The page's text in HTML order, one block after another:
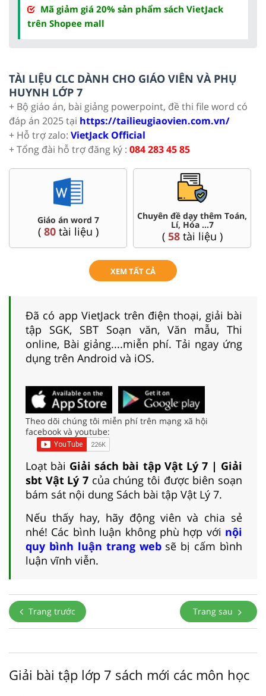
Mã giảm giá 20% sản phẩm sách VietJack
trên Shopee mall
TÀI LIỆU CLC DÀNH CHO GIÁO VIÊN VÀ PHỤ
HUYNH LỚP 7
+ Bộ giáo án, bài giảng powerpoint, đề thi file word có
đáp án 2025 tại https://tailieugiaovien.com.vn/
+ Hỗ trợ zalo: VietJack Official
+ Tổng đài hỗ trợ đăng ký : 084 283 45 85
án word 7
tài liệu )
Chuyên đề dạy thêm Toán,
Lí, Hóa ...7
tài liệu )
Đề thi
XEM TẤT CẢ
Đã có app VietJack trên điện thoại, giải bài
tập SGK, SBT Soạn văn, Văn mẫu, Thi
online, Bài giảng....miễn phí. Tải ngay ứng
dụng trên Android và iOS.
Theo dõi chúng tôi miễn phí trên mạng xã hội
facebook và youtube:
Loạt bài Giải sách bài tập Vật Lý 7 | Giải
sbt Vật Lý 7 của chúng tôi được biên soạn
bám sát nội dung Sách bài tập Vật Lý 7.
Nếu thấy hay, hãy động viên và chia sẻ
nhé! Các bình luận không phù hợp với nội
quy bình luận trang websẽ bị cấm bình
luận vĩnh viễn.
Trang trước Trang sau
Giải bài tập lớp 7 sách mới các môn học